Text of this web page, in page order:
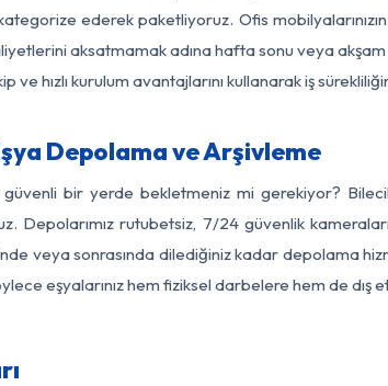
ederek paketliyoruz. Ofis
aksatmamak adına hafta sonu veya
hızlı kurulum avantajlarını kullanarak iş
Depolama ve Arşivleme
güvenli bir yerde bekletmeniz mi gerekiyor?
Depolarımız rutubetsiz, 7/24 güvenlik
veya sonrasında dilediğiniz kadar depolama
eşyalarınız hem fiziksel darbelere hem de dış